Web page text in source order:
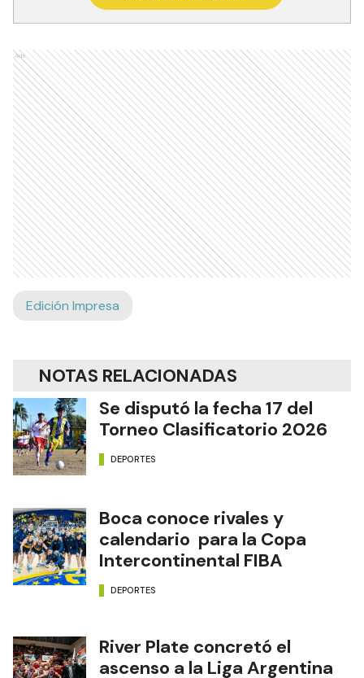
Ads
Edición Impresa
NOTAS RELACIONADAS
Se disputó la fecha 17 del
Torneo Clasificatorio 2026
DEPORTES
Boca conoce rivales y
calendario para la Copa
Intercontinental FIBA
DEPORTES
River Plate concretó el
ascenso a la Liga Argentina